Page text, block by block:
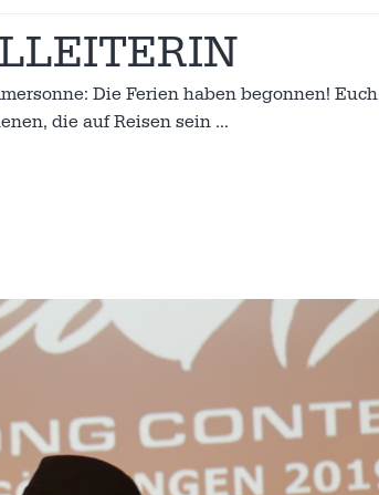
Die Ferien haben begonnen! Euch
die auf Reisen sein …